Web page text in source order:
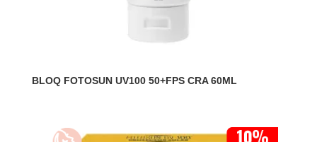
BLOQ FOTOSUN UV100 50+FPS CRA 60ML